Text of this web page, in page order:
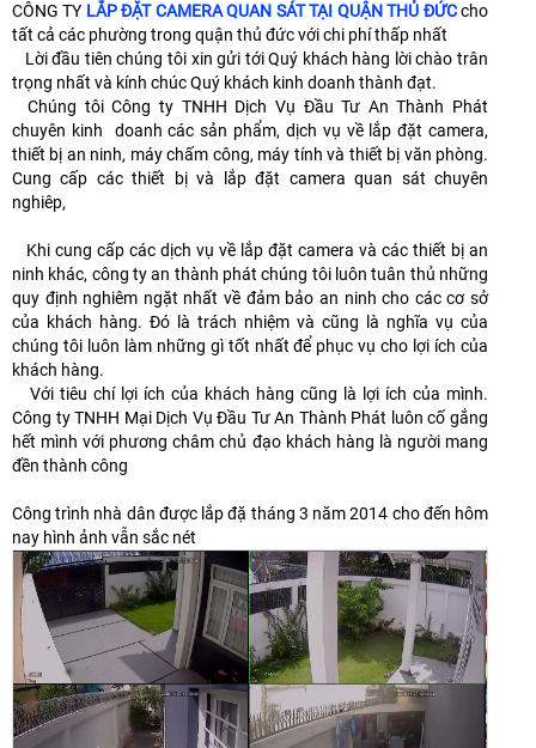
CÔNG TY LẮP ĐẶT CAMERA QUAN SÁT TẠI QUẬN THỦ ĐỨCcho
tất cả các phường trong quận thủ đức với chi phí thấp nhất
Lời đầu tiên chúng tôi xin gửi tới Quý khách hàng lời chào trân
trọng nhất và kính chúc Quý khách kinh doanh thành đạt.
Chúng tôi Công ty TNHH Dịch Vụ Đầu Tư An Thành Phát
chuyên kinh doanh các sản phẩm, dịch vụ về lắp đặt camera,
thiết bị an ninh, máy chấm công, máy tính và thiết bị văn phòng.
Cung cấp các thiết bị và lắp đặt camera quan sát chuyên
nghiêp,
Khi cung cấp các dịch vụ về lắp đặt camera và các thiết bị an
ninh khác, công ty an thành phát chúng tôi luôn tuân thủ những
quy định nghiêm ngặt nhất về đảm bảo an ninh cho các cơ sở
của khách hàng. Đó là trách nhiệm và cũng là nghĩa vụ của
chúng tôi luôn làm những gì tốt nhất để phục vụ cho lợi ích của
khách hàng.
Với tiêu chí lợi ích của khách hàng cũng là lợi ích của mình.
Công ty TNHH Mại Dịch Vụ Đầu Tư An Thành Phát luôn cố gắng
hết mình với phương châm chủ đạo khách hàng là người mang
đền thành công
Công trình nhà dân được lắp đặ tháng 3 năm 2014 cho đến hôm
nay hình ảnh vẫn sắc nét